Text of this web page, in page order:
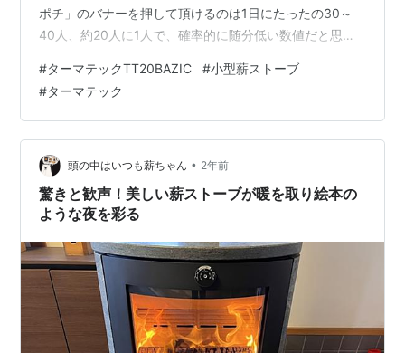
ポチ」のバナーを押して頂けるのは1日にたったの30～
40人、約20人に1人で、確率的に随分低い数値だと思い
のは無理があると思うので、せめて常連さんだけでも
「応援ポチ」のクリックを1日1回して頂ければと思いま
す。 この1日1回の「応援ポチ」がブログを継続する意思
に繋がります。 ⇩⇩⇩⇩⇩ はじまり、はじまり ⇩⇩⇩⇩⇩
妻が二泊三日の出張で不在なので、寝室の薪ストーブを
久し振りに弄（いじ）…
#ターマテックTT20BAZIC #小型薪ストーブ
#ターマテック
頭の中はいつも薪ちゃん • 2年前
驚きと歓声！美しい薪ストーブが暖を取り絵本の
ような夜を彩る